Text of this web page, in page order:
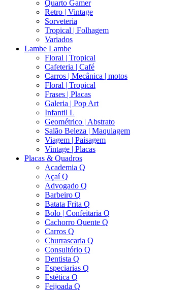
Quarto Gamer
Retro | Vintage
Sorveteria
Tropical | Folhagem
Variados
Lambe Lambe
Floral | Tropical
Cafeteria | Café
Carros | Mecânica | motos
Floral | Tropical
Frases | Placas
Galeria | Pop Art
Infantil L
Geométrico | Abstrato
Salão Beleza | Maquiagem
Viagem | Paisagem
Vintage | Placas
Placas & Quadros
Academia Q
Açaí Q
Advogado Q
Barbeiro Q
Batata Frita Q
Bolo | Confeitaria Q
Cachorro Quente Q
Carros Q
Churrascaria Q
Consultório Q
Dentista Q
Especiarias Q
Estética Q
Feijoada Q